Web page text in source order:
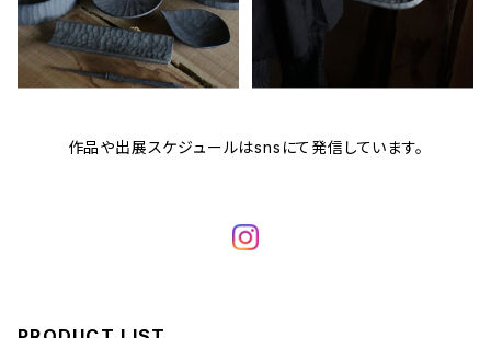
作品や出展スケジュールはsnsにて発信しています。